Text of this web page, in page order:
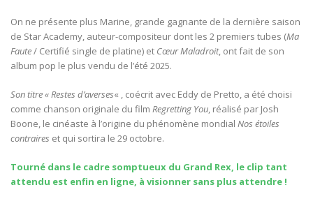
On ne présente plus Marine, grande gagnante de la dernière saison
de Star Academy, auteur-compositeur dont les 2 premiers tubes (Ma
Faute/ Certifié single de platine) et Cœur Maladroit, ont fait de son
album pop le plus vendu de l’été 2025.
Son titre « Restes d’averses« , coécrit avec Eddy de Pretto, a été choisi
comme chanson originale du film Regretting You, réalisé par Josh
Boone, le cinéaste à l’origine du phénomène mondial Nos étoiles
contraires et qui sortira le 29 octobre.
Tourné dans le cadre somptueux du Grand Rex, le clip tant
attendu est enfin en ligne, à visionner sans plus attendre !